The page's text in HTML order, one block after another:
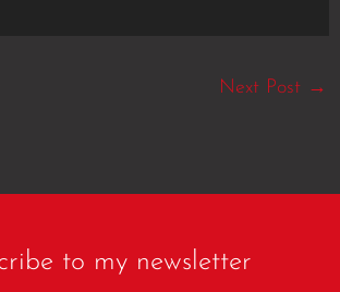
Next Post →
to my newsletter